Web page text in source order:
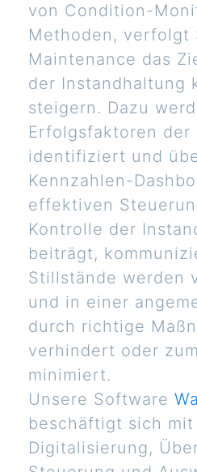
von Condition-
Methoden, verfolgt
Maintenance das
der Instandhaltung
steigern. Dazu
Erfolgsfaktoren der
identifiziert und
Kennzahlen-
effektiven
Kontrolle der
beiträgt,
Stillstände werden
und in einer
durch richtige
verhindert oder
minimiert.
Unsere Software
beschäftigt sich mit
Digitalisierung,